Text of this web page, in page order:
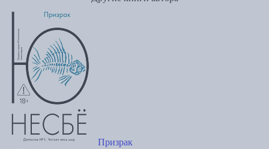
Призрак